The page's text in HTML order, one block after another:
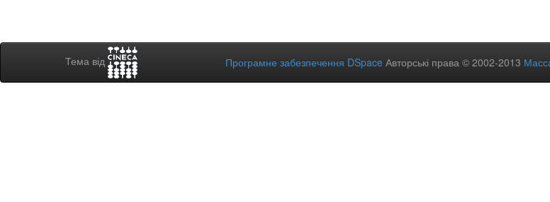
Тема від Програмне забезпечення DSpace Авторські права © 2002-2013